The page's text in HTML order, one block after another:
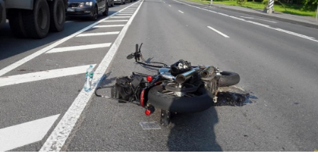
Развивать блог Гасанов начал еще во время учебы в
университете, снимая короткие юмористические
видеоролики (вайны). Уже в 2017 году стал
лауреатом премии LF City Awards в категории
«Мужчина — блогер года». После этого мужчина
запустил онлайн-курс по ведению бизнеса
«Мышление миллионера».
— Признать Миссюру Артема Михайловича
виновным и назначить ему наказание в виде
пожизненного лишения свободы в колонии
особого режима, — огласила решение судья.